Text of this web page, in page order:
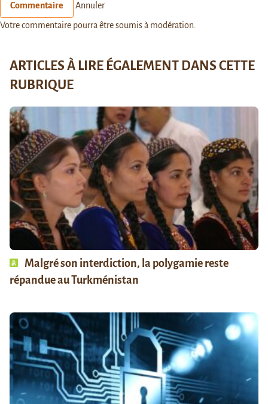
Commentaire Annuler
Votre commentaire pourra être soumis à modération.
ARTICLES À LIRE ÉGALEMENT DANS CETTE
RUBRIQUE
Malgré son interdiction, la polygamie reste
répandue au Turkménistan